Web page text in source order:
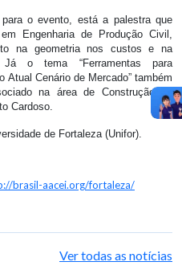
o evento, está a palestra que
Engenharia de Produção Civil,
na geometria nos custos e na
Já o tema “Ferramentas para
Cenário de Mercado” também
na área de Construção da
Cardoso.
de Fortaleza (Unifor).
brasil-aacei.org/fortaleza/
Ver todas as notícias